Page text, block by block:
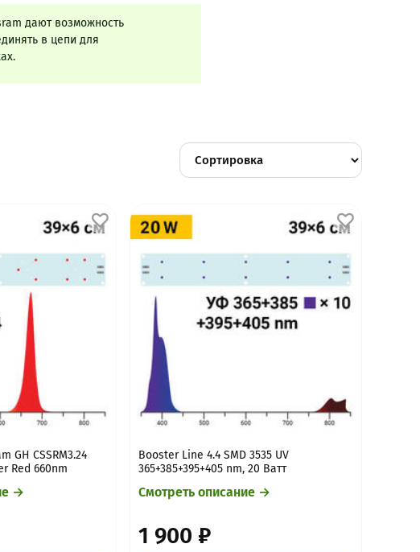
дают возможность
в цепи для
GH CSSRM3.24
Red 660nm
→
Booster Line 4.4 SMD 3535 UV
365+385+395+405 nm, 20 Ватт
Смотреть описание →
1 900 ₽